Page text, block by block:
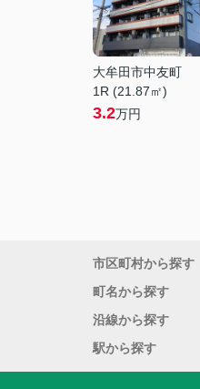
大牟田市中友町
1R (21.87㎡)
3.2万円
市区町村から探す
町名から探す
沿線から探す
駅から探す